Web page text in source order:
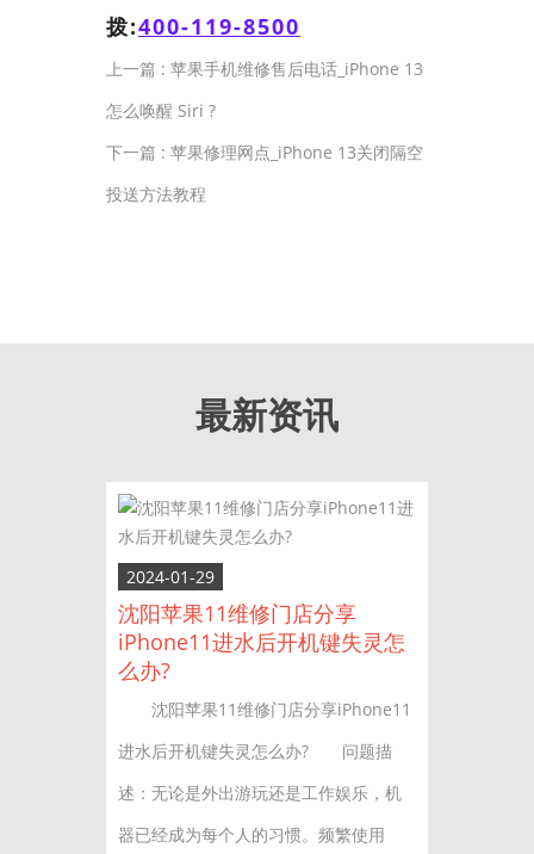
拨:400-119-8500
上一篇 : 苹果手机维修售后电话_iPhone 13
怎么唤醒 Siri ?
下一篇 : 苹果修理网点_iPhone 13关闭隔空
投送方法教程
最新资讯
2024-01-29
沈阳苹果11维修门店分享
iPhone11进水后开机键失灵怎
么办?
沈阳苹果11维修门店分享iPhone11
进水后开机键失灵怎么办? 问题描
述：无论是外出游玩还是工作娱乐，机
器已经成为每个人的习惯。频繁使用